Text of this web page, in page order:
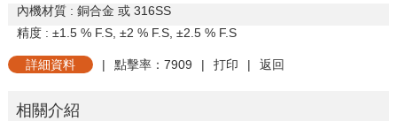
內機材質: 銅合金 或316SS
精度: ±1.5 % F.S, ±2 % F.S, ±2.5 % F.S
詳細資料 | 點擊率：7909 | 打印 | 返回
相關介紹